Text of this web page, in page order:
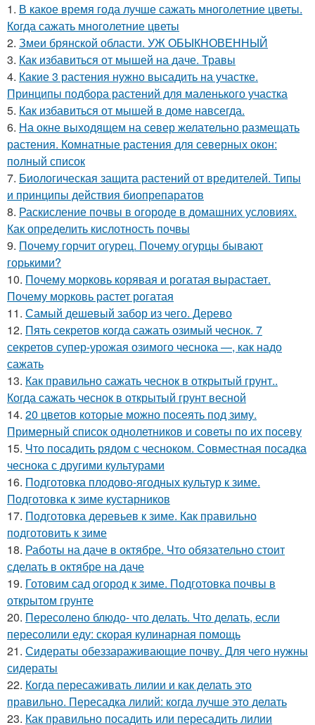
1. В какое время года лучше сажать многолетние цветы.
Когда сажать многолетние цветы
2. Змеи брянской области. УЖ ОБЫКНОВЕННЫЙ
3. Как избавиться от мышей на даче. Травы
4. Какие 3 растения нужно высадить на участке.
Принципы подбора растений для маленького участка
5. Как избавиться от мышей в доме навсегда.
6. На окне выходящем на север желательно размещать
растения. Комнатные растения для северных окон:
полный список
7. Биологическая защита растений от вредителей. Типы
и принципы действия биопрепаратов
8. Раскисление почвы в огороде в домашних условиях.
Как определить кислотность почвы
9. Почему горчит огурец. Почему огурцы бывают
горькими?
10. Почему морковь корявая и рогатая вырастает.
Почему морковь растет рогатая
11. Самый дешевый забор из чего. Дерево
12. Пять секретов когда сажать озимый чеснок. 7
секретов супер-урожая озимого чеснока —, как надо
сажать
13. Как правильно сажать чеснок в открытый грунт..
Когда сажать чеснок в открытый грунт весной
14. 20 цветов которые можно посеять под зиму.
Примерный список однолетников и советы по их посеву
15. Что посадить рядом с чесноком. Совместная посадка
чеснока с другими культурами
16. Подготовка плодово-ягодных культур к зиме.
Подготовка к зиме кустарников
17. Подготовка деревьев к зиме. Как правильно
подготовить к зиме
18. Работы на даче в октябре. Что обязательно стоит
сделать в октябре на даче
19. Готовим сад огород к зиме. Подготовка почвы в
открытом грунте
20. Пересолено блюдо- что делать. Что делать, если
пересолили еду: скорая кулинарная помощь
21. Сидераты обеззараживающие почву. Для чего нужны
сидераты
22. Когда пересаживать лилии и как делать это
правильно. Пересадка лилий: когда лучше это делать
23. Как правильно посадить или пересадить лилии